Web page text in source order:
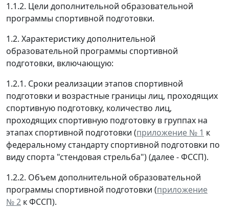
1.1.2. Цели дополнительной образовательной
программы спортивной подготовки.
1.2. Характеристику дополнительной
образовательной программы спортивной
подготовки, включающую:
1.2.1. Сроки реализации этапов спортивной
подготовки и возрастные границы лиц, проходящих
спортивную подготовку, количество лиц,
проходящих спортивную подготовку в группах на
этапах спортивной подготовки (приложение № 1 к
федеральному стандарту спортивной подготовки по
виду спорта "стендовая стрельба") (далее - ФССП).
1.2.2. Объем дополнительной образовательной
программы спортивной подготовки (приложение
№ 2 к ФССП).